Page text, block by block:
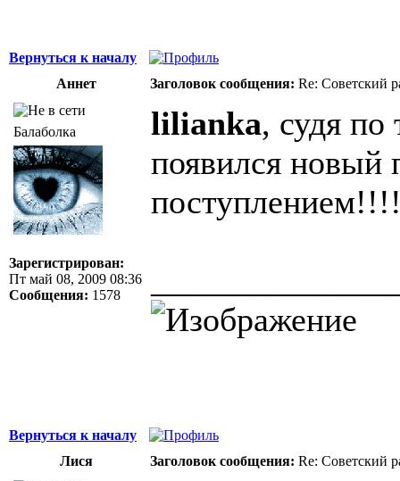
Вернуться к началу
Аннет
Заголовок сообщения: Re: Советский
Балаболка
Зарегистрирован:
Пт май 08, 2009 08:36
Сообщения: 1578
lilianka, судя
появился новый
Вернуться к началу
Лися
Заголовок сообщения: Re: Советский